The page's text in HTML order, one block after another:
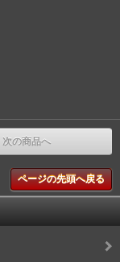
次の商品へ
ページの先頭へ戻る